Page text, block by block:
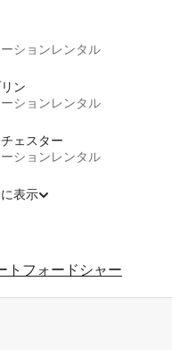
ションレンタル
ン
ションレンタル
ェスター
ションレンタル
表示
トフォードシャー